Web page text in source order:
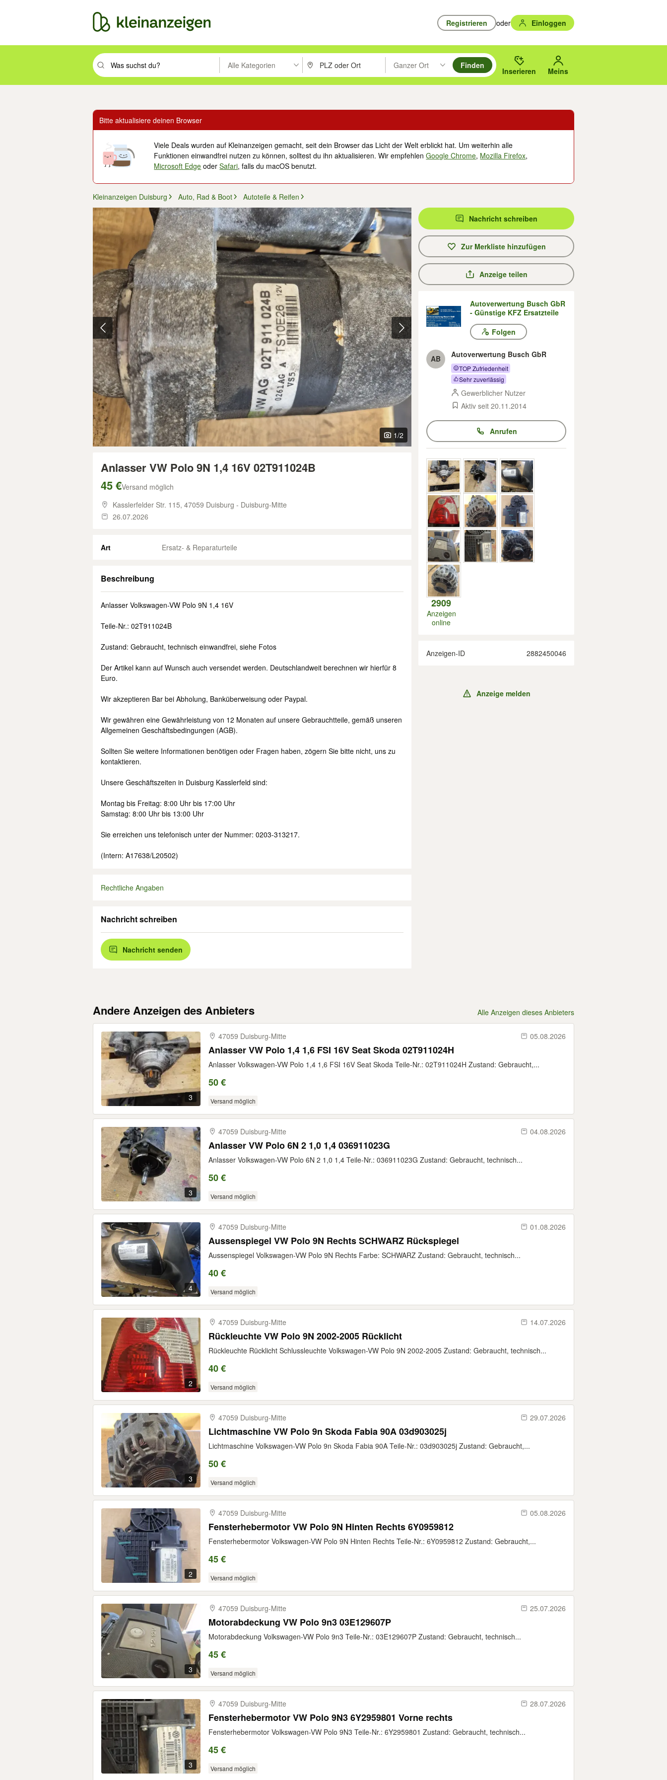
Registrieren oder Einloggen
Suchbegriff eingeben. Eingabetaste drücken um zu suchen, oder Vorschläge mit den Pfeiltasten nach oben/unten durchsuchen und mit Eingabetaste auswählen.
Alle Kategorien PLZ oder Ort eingeben. Eingabetaste drücken um zu suchen, oder Vorschläge mit den Pfeiltasten nach oben/
Ganzer Ort
Suche im Umkreis des gewählten Orts oder PLZ.
Finden
Inserieren Meins
Bitte aktualisiere deinen Browser
Viele Deals wurden auf Kleinanzeigen gemacht, seit dein Browser das Licht der Welt erblickt hat. Um weiterhin alle
Funktionen einwandfrei nutzen zu können, solltest du ihn aktualisieren. Wir empfehlenGoogle Chrome, Mozilla Firefox,
Microsoft Edge oderSafari, falls du macOS benutzt.
Kleinanzeigen Duisburg Auto, Rad & Boot Autoteile & Reifen
1/2
Anlasser VW Polo 9N 1,4 16V 02T911024B
45 €Versand möglich
Kasslerfelder Str. 115, 47059 Duisburg - Duisburg-Mitte
26.07.2026
Art Ersatz- & Reparaturteile
Beschreibung
Anlasser Volkswagen-VW Polo 9N 1,4 16V
Teile-Nr.: 02T911024B
Zustand: Gebraucht, technisch einwandfrei, siehe Fotos
Der Artikel kann auf Wunsch auch versendet werden. Deutschlandweit berechnen wir hierfür 8
Euro.
Wir akzeptieren Bar bei Abholung, Banküberweisung oder Paypal.
Wir gewähren eine Gewährleistung von 12 Monaten auf unsere Gebrauchtteile, gemäß unseren
Allgemeinen Geschäftsbedingungen (AGB).
Sollten Sie weitere Informationen benötigen oder Fragen haben, zögern Sie bitte nicht, uns zu
kontaktieren.
Unsere Geschäftszeiten in Duisburg Kasslerfeld sind:
Montag bis Freitag: 8:00 Uhr bis 17:00 Uhr
Samstag: 8:00 Uhr bis 13:00 Uhr
Sie erreichen uns telefonisch unter der Nummer: 0203-313217.
(Intern: A17638/L20502)
Rechtliche Angaben
Nachricht schreiben
Nachricht senden
Nachricht schreiben
Zur Merkliste hinzufügen
Anzeige teilen
Autoverwertung Busch GbR
- Günstige KFZ Ersatzteile
Folgen
AB Autoverwertung Busch GbR
TOP Zufriedenheit
Sehr zuverlässig
Gewerblicher Nutzer
Aktiv seit 20.11.2014
Anrufen
2909
Anzeigen
online
Anzeigen-ID 2882450046
Anzeige melden
Andere Anzeigen des Anbieters Alle Anzeigen dieses Anbieters
3
47059 Duisburg-​Mitte 05.08.2026
Anlasser VW Polo 1,4 1,6 FSI 16V Seat Skoda 02T911024H
Anlasser Volkswagen-VW Polo 1,4 1,6 FSI 16V Seat Skoda Teile-Nr.: 02T911024H Zustand: Gebraucht,...
50 €
Versand möglich
3
47059 Duisburg-​Mitte 04.08.2026
Anlasser VW Polo 6N 2 1,0 1,4 036911023G
Anlasser Volkswagen-VW Polo 6N 2 1,0 1,4 Teile-Nr.: 036911023G Zustand: Gebraucht, technisch...
50 €
Versand möglich
4
47059 Duisburg-​Mitte 01.08.2026
Aussenspiegel VW Polo 9N Rechts SCHWARZ Rückspiegel
Aussenspiegel Volkswagen-VW Polo 9N Rechts Farbe: SCHWARZ Zustand: Gebraucht, technisch...
40 €
Versand möglich
2
47059 Duisburg-​Mitte 14.07.2026
Rückleuchte VW Polo 9N 2002-2005 Rücklicht
Rückleuchte Rücklicht Schlussleuchte Volkswagen-VW Polo 9N 2002-2005 Zustand: Gebraucht, technisch...
40 €
Versand möglich
3
47059 Duisburg-​Mitte 29.07.2026
Lichtmaschine VW Polo 9n Skoda Fabia 90A 03d903025j
Lichtmaschine Volkswagen-VW Polo 9n Skoda Fabia 90A Teile-Nr.: 03d903025j Zustand: Gebraucht,...
50 €
Versand möglich
2
47059 Duisburg-​Mitte 05.08.2026
Fensterhebermotor VW Polo 9N Hinten Rechts 6Y0959812
Fensterhebermotor Volkswagen-VW Polo 9N Hinten Rechts Teile-Nr.: 6Y0959812 Zustand: Gebraucht,...
45 €
Versand möglich
3
47059 Duisburg-​Mitte 25.07.2026
Motorabdeckung VW Polo 9n3 03E129607P
Motorabdeckung Volkswagen-VW Polo 9n3 Teile-Nr.: 03E129607P Zustand: Gebraucht, technisch...
45 €
Versand möglich
3
47059 Duisburg-​Mitte 28.07.2026
Fensterhebermotor VW Polo 9N3 6Y2959801 Vorne rechts
Fensterhebermotor Volkswagen-VW Polo 9N3 Teile-Nr.: 6Y2959801 Zustand: Gebraucht, technisch...
45 €
Versand möglich